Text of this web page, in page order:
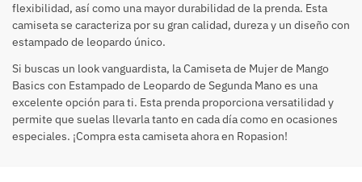
flexibilidad, así como una mayor durabilidad de la prenda. Esta
camiseta se caracteriza por su gran calidad, dureza y un diseño con
estampado de leopardo único.
Si buscas un look vanguardista, la Camiseta de Mujer de Mango
Basics con Estampado de Leopardo de Segunda Mano es una
excelente opción para ti. Esta prenda proporciona versatilidad y
permite que suelas llevarla tanto en cada día como en ocasiones
especiales. ¡Compra esta camiseta ahora en Ropasion!